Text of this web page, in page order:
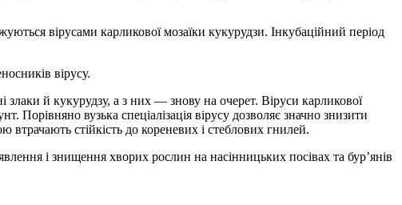
вірусами карликової мозаїки кукурудзи. Інкубаційний період
вірусу.
й кукурудзу, а з них — знову на очерет. Віруси карликової
Порівняно вузька спеціалізація вірусу дозволяє значно знизити
стійкість до кореневих і стеблових гнилей.
і знищення хворих рослин на насінницьких посівах та бур’янів